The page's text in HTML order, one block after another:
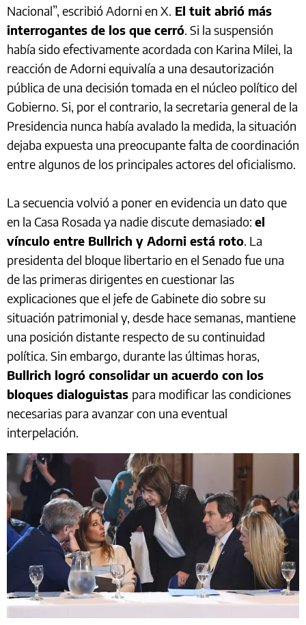
Nacional”, escribió Adorni en X. El tuit abrió más
interrogantes de los que cerró . Si la suspensión
había sido efectivamente acordada con Karina Milei, la
reacción de Adorni equivalía a una desautorización
pública de una decisión tomada en el núcleo político del
Gobierno. Si, por el contrario, la secretaria general de la
Presidencia nunca había avalado la medida, la situación
dejaba expuesta una preocupante falta de coordinación
entre algunos de los principales actores del oficialismo.
La secuencia volvió a poner en evidencia un dato que
en la Casa Rosada ya nadie discute demasiado: el
vínculo entre Bullrich y Adorni está roto . La
presidenta del bloque libertario en el Senado fue una
de las primeras dirigentes en cuestionar las
explicaciones que el jefe de Gabinete dio sobre su
situación patrimonial y, desde hace semanas, mantiene
una posición distante respecto de su continuidad
política. Sin embargo, durante las últimas horas,
Bullrich logró consolidar un acuerdo con los
bloques dialoguistas para modificar las condiciones
necesarias para avanzar con una eventual
interpelación.